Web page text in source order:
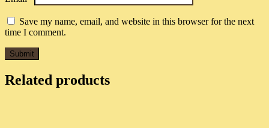
Save my name, email, and website in this browser for the next
time I comment.
Related products